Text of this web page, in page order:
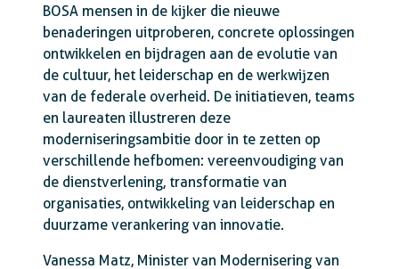
BOSA mensen in de kijker die nieuwe
benaderingen uitproberen, concrete oplossingen
ontwikkelen en bijdragen aan de evolutie van
de cultuur, het leiderschap en de werkwijzen
van de federale overheid. De initiatieven, teams
en laureaten illustreren deze
moderniseringsambitie door in te zetten op
verschillende hefbomen: vereenvoudiging van
de dienstverlening, transformatie van
organisaties, ontwikkeling van leiderschap en
duurzame verankering van innovatie.
Vanessa Matz, Minister van Modernisering van